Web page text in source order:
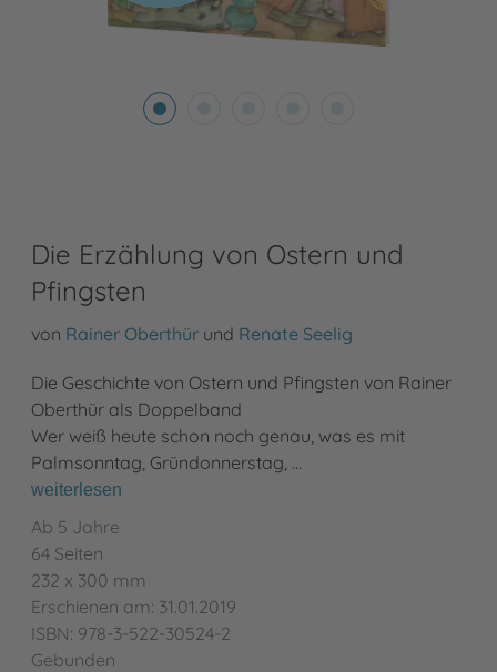
Die Erzählung von Ostern und
Pfingsten
von Rainer Oberthür und Renate Seelig
Die Geschichte von Ostern und Pfingsten von Rainer
Oberthür als Doppelband
Wer weiß heute schon noch genau, was es mit
Palmsonntag, Gründonnerstag, …
weiterlesen
Ab 5 Jahre
64 Seiten
232 x 300 mm
Erschienen am: 31.01.2019
ISBN: 978-3-522-30524-2
Gebunden